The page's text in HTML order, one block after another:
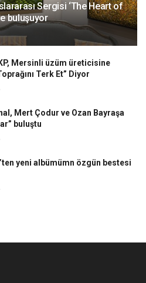
Sergisi ‘The Heart of
buluşuyor
Mersinli üzüm üreticisine
Terk Et” Diyor
Mert Çodur ve Ozan Bayraşa
buluştu
yeni albümümn özgün bestesi